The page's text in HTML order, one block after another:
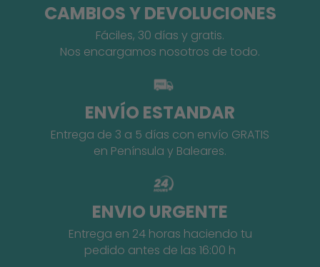
CAMBIOS Y DEVOLUCIONES
Fáciles, 30 días y gratis.
Nos encargamos nosotros de todo.
ENVÍO ESTANDAR
Entrega de 3 a 5 días con envío GRATIS
en Península y Baleares.
ENVIO URGENTE
Entrega en 24 horas haciendo tu
pedido antes de las 16:00 h